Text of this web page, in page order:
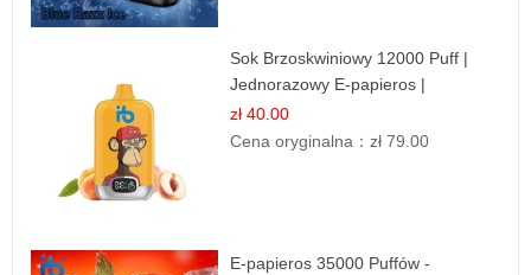
Sok Brzoskwiniowy 12000 Puff |
Jednorazowy E-papieros |
Owocowy Smak
zł 40.00
Cena oryginalna：zł 79.00
E-papieros 35000 Puffów -